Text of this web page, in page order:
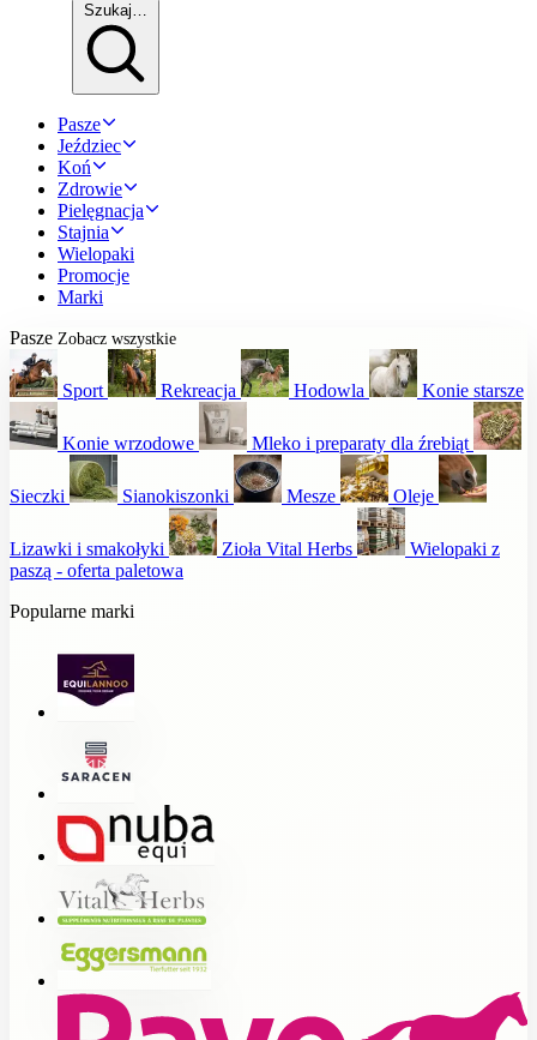
Szukaj…
Pasze
Jeździec
Koń
Zdrowie
Pielęgnacja
Stajnia
Wielopaki
Promocje
Marki
Pasze Zobacz wszystkie
Sport Rekreacja Hodowla Konie starsze
Konie wrzodowe Mleko i preparaty dla źrebiąt
Sieczki Sianokiszonki Mesze Oleje
Lizawki i smakołyki Zioła Vital Herbs
Wielopaki z
paszą - oferta paletowa
Popularne marki